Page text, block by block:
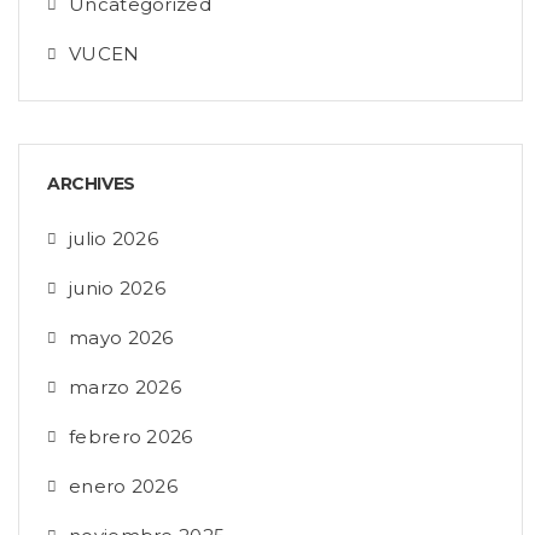
VUCEN
ARCHIVES
julio 2026
junio 2026
mayo 2026
marzo 2026
febrero 2026
enero 2026